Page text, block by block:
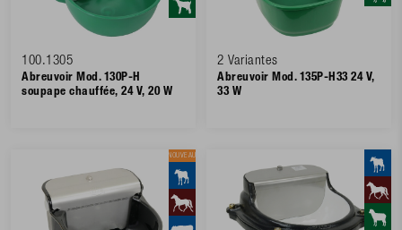
100.1305
Abreuvoir Mod. 130P-H
soupape chauffée, 24 V, 20 W
2 Variantes
Abreuvoir Mod. 135P-H33 24 V,
33 W
NOUVEAU